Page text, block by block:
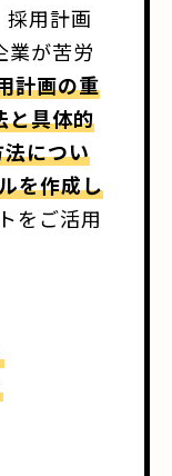
用計画
業が苦労
計画の重
と具体的
につい
を作成し
をご活用